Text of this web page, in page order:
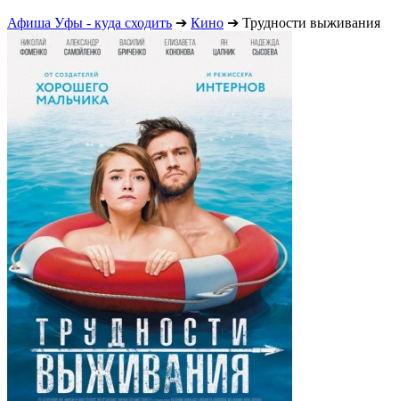
Афиша Уфы - куда сходить ➔ Кино ➔ Трудности выживания